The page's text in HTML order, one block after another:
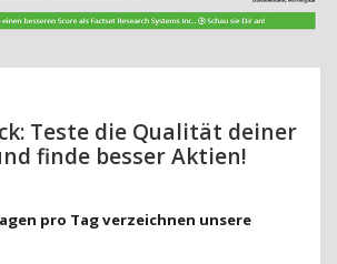
Teste die Qualität deiner
finde besser Aktien!
pro Tag verzeichnen unsere